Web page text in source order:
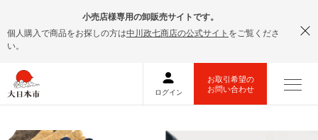
小売店様専用の卸販売サイトです。
個人購入で商品をお探しの方は中川政七商店の公式サイト をご覧くださ
い。